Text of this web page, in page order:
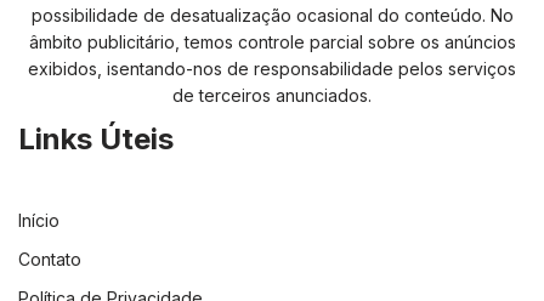
possibilidade de desatualização ocasional do conteúdo. No
âmbito publicitário, temos controle parcial sobre os anúncios
exibidos, isentando-nos de responsabilidade pelos serviços
de terceiros anunciados.
Links Úteis
Início
Contato